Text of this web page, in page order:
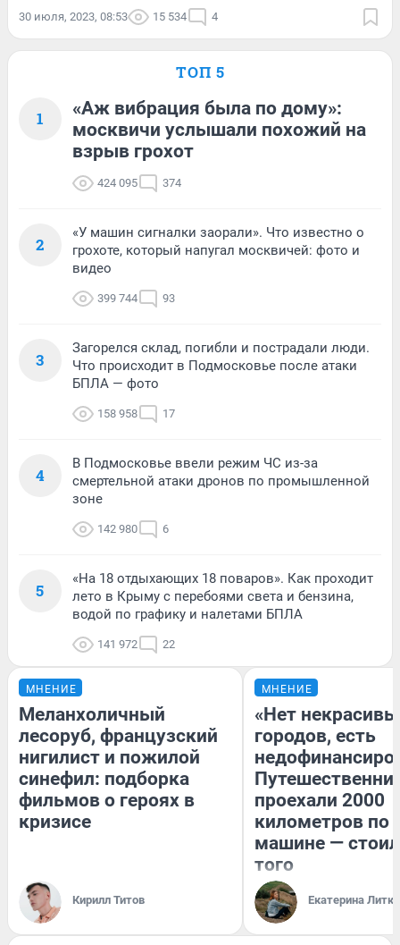
30 июля, 2023, 08:53 15 534 4
ТОП 5
1
«Аж вибрация была по дому»:
москвичи услышали похожий на
взрыв грохот
424 095 374
2
«У машин сигналки заорали». Что известно о
грохоте, который напугал москвичей: фото и
видео
399 744 93
3
Загорелся склад, погибли и пострадали люди.
Что происходит в Подмосковье после атаки
БПЛА — фото
158 958 17
4
В Подмосковье ввели режим ЧС из-за
смертельной атаки дронов по промышленной
зоне
142 980 6
5
«На 18 отдыхающих 18 поваров». Как проходит
лето в Крыму с перебоями света и бензина,
водой по графику и налетами БПЛА
141 972 22
МНЕНИЕ
Меланхоличный
лесоруб, французский
нигилист и пожилой
синефил: подборка
фильмов о героях в
кризисе
Кирилл Титов
МНЕНИЕ
«Нет
городов, есть
проехали 2000
километров по
машине —
того
Екатерина